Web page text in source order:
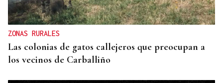
ZONAS RURALES
Las colonias de gatos callejeros que preocupan a
los vecinos de Carballiño